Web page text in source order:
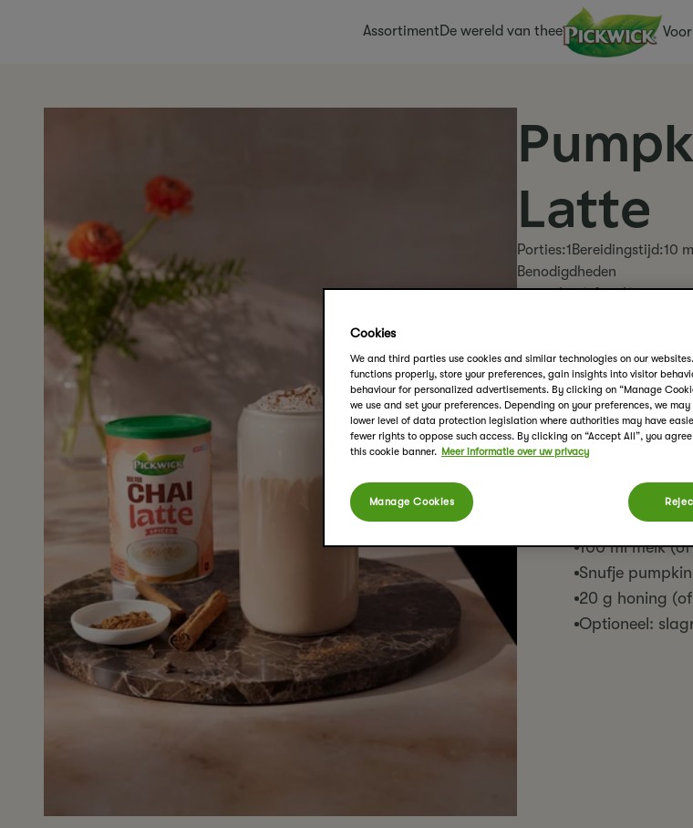
AssortimentDe wereld van thee
Latte
Porties:1Bereidingstijd:10
Benodigdheden
glas (of mok)
De Pumpkin Spiced latte
PRINT RECEPT
3 tl Spiced
20 ml heet
100 ml melk
Snufje
20 g honing
Optioneel:
Cookies
We and third parties use cookies and similar technologies on our
functions properly, store your preferences, gain insights into visitor
behaviour for personalized advertisements. By clicking on “Manage
we use and set your preferences. Depending on your preferences, we
lower level of data protection legislation where authorities may have
fewer rights to oppose such access. By clicking on “Accept All”, you
this cookie banner. Meer informatie over uw privacy
Manage Cookies